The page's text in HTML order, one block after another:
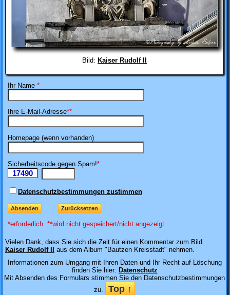
Bild: Kaiser Rudolf II
Ihr Name *
Ihre E-Mail-Adresse**
Homepage (wenn vorhanden)
Sicherheitscode gegen Spam!*
17490
Datenschutzbestimmungen zustimmen
*erforderlich **wird nicht gespeichert/nicht angezeigt
Vielen Dank, dass Sie sich die Zeit für einen Kommentar zum Bild
Kaiser Rudolf II
aus dem Album "Bautzen Kreisstadt" nehmen.
Informationen zum Umgang mit Ihren Daten und Ihr Recht auf Löschung
finden Sie hier: Datenschutz
Mit Absenden des Formulars stimmen Sie den Datenschutzbestimmungen
zu.
Top ↑